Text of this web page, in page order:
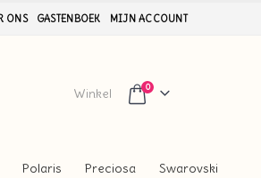
ONS GASTENBOEK MIJN ACCOUNT
Winkel 0
Polaris Preciosa Swarovski